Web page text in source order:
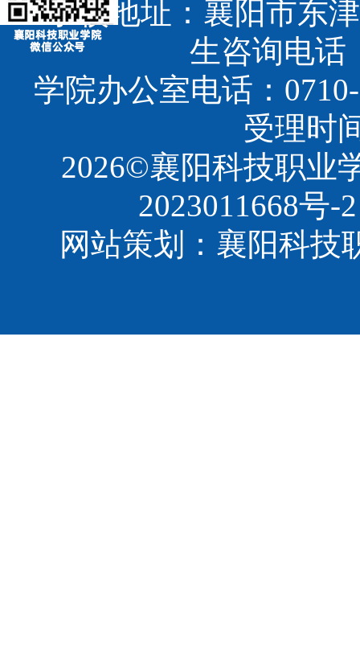
学校地址：襄阳市东
生咨询电话
学院办公室电话：
受理时
2026©襄阳科技职
2023011668号-2
网站策划：襄阳科